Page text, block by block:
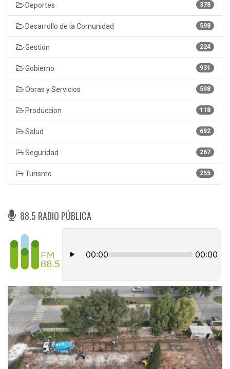
378
Deportes
598
Desarrollo de la Comunidad
224
Gestión
931
Gobierno
598
Obras y Servicios
118
Produccion
692
Salud
267
Seguridad
255
Turismo
88.5 RADIO PÚBLICA